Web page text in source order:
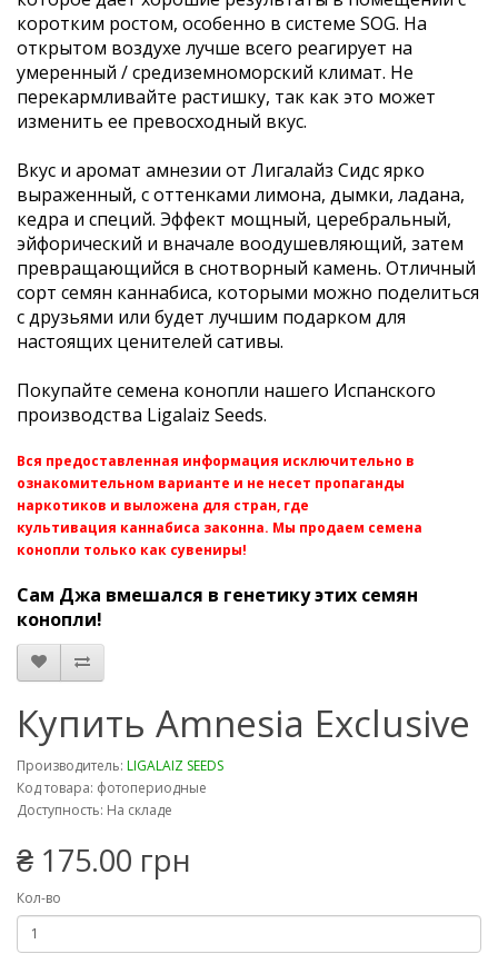
коротким ростом, особенно в системе SOG. На
открытом воздухе лучше всего реагирует на
умеренный / средиземноморский климат. Не
перекармливайте растишку, так как это может
изменить ее превосходный вкус.
Вкус и аромат амнезии от Лигалайз Сидс ярко
выраженный, с оттенками лимона, дымки, ладана,
кедра и специй. Эффект мощный, церебральный,
эйфорический и вначале воодушевляющий, затем
превращающийся в снотворный камень. Отличный
сорт семян каннабиса, которыми можно поделиться
с друзьями или будет лучшим подарком для
настоящих ценителей сативы.
Покупайте семена конопли нашего Испанского
производства Ligalaiz Seeds.
Вся предоставленная информация исключительно в
ознакомительном варианте и не несет пропаганды
наркотиков и выложена для стран, где
культивация каннабиса законна. Мы продаем семена
конопли только как сувениры!
Сам Джа вмешался в генетику этих семян
конопли!
Купить Amnesia Exclusive
Производитель: LIGALAIZ SEEDS
Код товара: фотопериодные
Доступность: На складе
₴ 175.00 грн
Кол-во